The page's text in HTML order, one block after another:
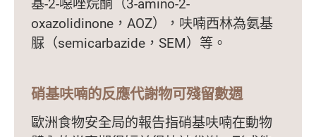
oxazolidinone，AOZ），呋喃西林為氨基
脲（semicarbazide，SEM）等。
硝基呋喃的反應代謝物可殘留數週
歐洲食物安全局的報告指硝基呋喃在動物